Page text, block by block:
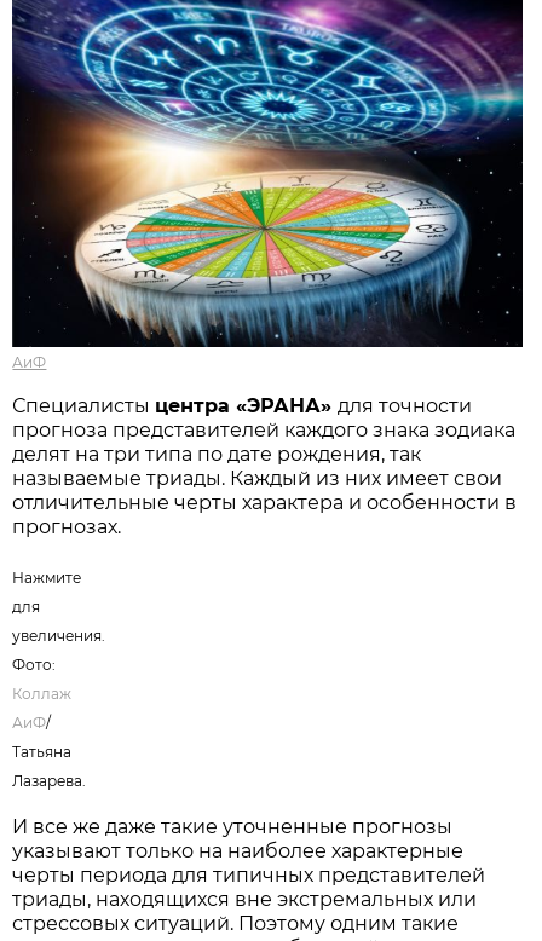
АиФ
Специалисты центра «ЭРАНА»для точности
прогноза представителей каждого знака зодиака
делят на три типа по дате рождения, так
называемые триады. Каждый из них имеет свои
отличительные черты характера и особенности в
прогнозах.
Нажмите
для
увеличения.
Фото:
Коллаж
АиФ/
Татьяна
Лазарева.
И все же даже такие уточненные прогнозы
указывают только на наиболее характерные
черты периода для типичных представителей
триады, находящихся вне экстремальных или
стрессовых ситуаций. Поэтому одним такие